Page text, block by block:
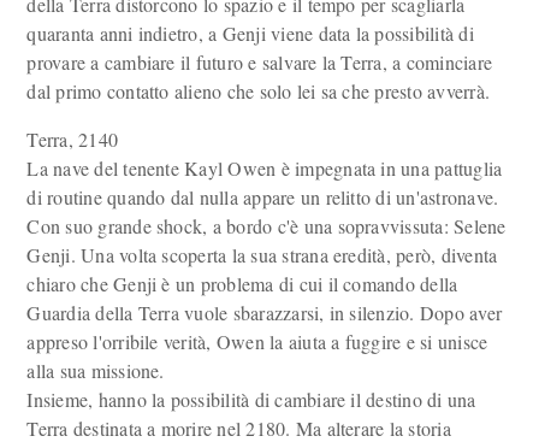
quaranta anni indietro, a Genji viene data la possibilità di
provare a cambiare il futuro e salvare la Terra, a cominciare
dal primo contatto alieno che solo lei sa che presto avverrà.
Terra, 2140
La nave del tenente Kayl Owen è impegnata in una pattuglia
di routine quando dal nulla appare un relitto di un'astronave.
Con suo grande shock, a bordo c'è una sopravvissuta: Selene
Genji. Una volta scoperta la sua strana eredità, però, diventa
chiaro che Genji è un problema di cui il comando della
Guardia della Terra vuole sbarazzarsi, in silenzio. Dopo aver
appreso l'orribile verità, Owen la aiuta a fuggire e si unisce
alla sua missione.
Insieme, hanno la possibilità di cambiare il destino di una
Terra destinata a morire nel 2180. Ma alterare la storia